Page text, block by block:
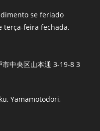
se feriado
terça-feira fechada.
中央区山本通 3-19-8 3
Yamamotodori,